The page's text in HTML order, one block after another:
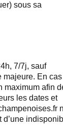
sous sa
7/7j, sauf
majeure. En cas
maximum afin
les dates et
d’une